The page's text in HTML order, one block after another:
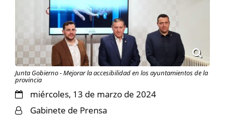
Junta Gobierno - Mejorar la accesibilidad en los ayuntamientos de la
provincia
miércoles, 13 de marzo de 2024
Gabinete de Prensa